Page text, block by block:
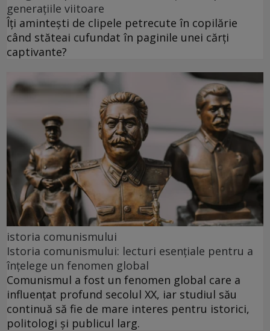
generațiile viitoare
Îți amintești de clipele petrecute în copilărie
când stăteai cufundat în paginile unei cărți
captivante?
istoria comunismului
Istoria comunismului: lecturi esențiale pentru a
înțelege un fenomen global
Comunismul a fost un fenomen global care a
influențat profund secolul XX, iar studiul său
continuă să fie de mare interes pentru istorici,
politologi și publicul larg.